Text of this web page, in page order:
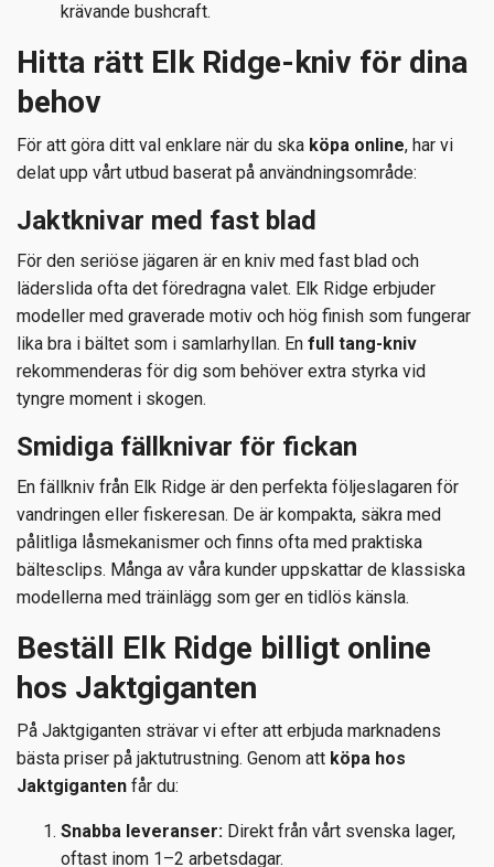
krävande bushcraft.
Hitta rätt Elk Ridge-kniv för dina
behov
För att göra ditt val enklare när du ska köpa online, har vi
delat upp vårt utbud baserat på användningsområde:
Jaktknivar med fast blad
För den seriöse jägaren är en kniv med fast blad och
läderslida ofta det föredragna valet. Elk Ridge erbjuder
modeller med graverade motiv och hög finish som fungerar
lika bra i bältet som i samlarhyllan. En full tang-kniv
rekommenderas för dig som behöver extra styrka vid
tyngre moment i skogen.
Smidiga fällknivar för fickan
En fällkniv från Elk Ridge är den perfekta följeslagaren för
vandringen eller fiskeresan. De är kompakta, säkra med
pålitliga låsmekanismer och finns ofta med praktiska
bältesclips. Många av våra kunder uppskattar de klassiska
modellerna med träinlägg som ger en tidlös känsla.
Beställ Elk Ridge billigt online
hos Jaktgiganten
På Jaktgiganten strävar vi efter att erbjuda marknadens
bästa priser på jaktutrustning. Genom att köpa hos
Jaktgiganten får du:
Snabba leveranser: Direkt från vårt svenska lager,
oftast inom 1–2 arbetsdagar.